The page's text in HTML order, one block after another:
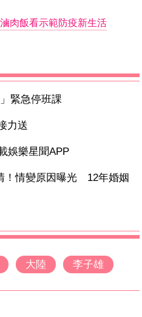
肉飯看示範防疫新生活
緊急停班課
力送
娛樂星聞APP
！情變原因曝光 12年婚姻
大陸 李子雄